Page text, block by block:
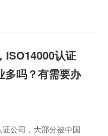
ISO14000认证
多吗？有需要办
公司，大部分被中国